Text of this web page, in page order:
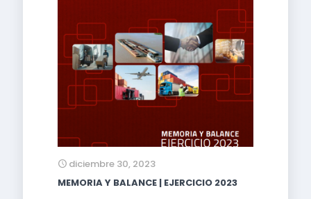
diciembre 30, 2023
MEMORIA Y BALANCE | EJERCICIO 2023